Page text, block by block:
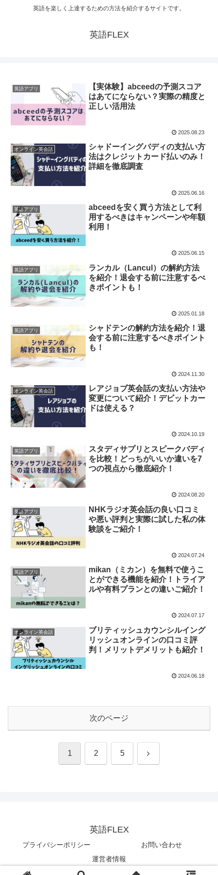
英語を楽しく上達するための方法を紹介するサイトです。
英語FLEX
英語アプリ
【実体験】abceedの予測スコア
はあてにならない？実際の精度と
正しい活用法
2025.08.23
オンライン英会話
シャドーイングバディの支払い方
法はクレジットカード払いのみ！
詳細を徹底調査
2025.06.16
英語アプリ
abceedを安く買う方法として利
用するべきはキャンペーンや年額
利用！
2025.06.15
英語アプリ
ランカル（Lancul）の解約方法
を紹介！退会する前に注意するべ
きポイントも！
2025.01.18
英語アプリ
シャドテンの解約方法を紹介！退
会する前に注意するべきポイント
も！
2024.11.30
オンライン英会話
レアジョブ英会話の支払い方法や
変更について紹介！デビットカー
ドは使える？
2024.10.19
英語アプリ
スタディサプリとスピークバディ
を比較！どっちがいいか違いを7
つの視点から徹底紹介！
2024.08.20
英語アプリ
NHKラジオ英会話の良い口コミ
や悪い評判と実際に試した私の体
験談をご紹介！
2024.07.24
英語アプリ
mikan（ミカン）を無料で使うこ
とができる機能を紹介！トライア
ルや有料プランとの違いご紹介！
2024.07.17
オンライン英会話
ブリティッシュカウンシルイング
リッシュオンラインの口コミ評
判！メリットデメリットも紹介！
2024.06.18
次のページ
1 2 5 次
英語FLEX
プライバシーポリシー
お問い合わせ
運営者情報